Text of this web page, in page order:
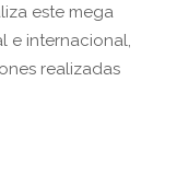
este mega
e internacional,
realizadas